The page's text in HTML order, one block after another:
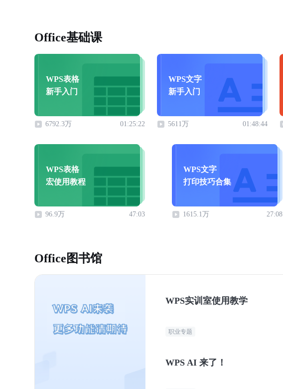
Office基础课
WPS表格
新手入门
6792.3万 01:25:22
WPS文字
新手入门
5611万 01:48:44
WPS表格
宏使用教程
96.9万 47:03
WPS文字
打印技巧合集
1615.1万 27:08
Office图书馆
WPS实训室使用教学
职业专题
WPS AI 来了！